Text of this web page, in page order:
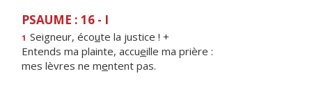
PSAUME : 16 - I
1 Seigneur, écoute la justice ! +
Entends ma plainte, accueille ma prière :
mes lèvres ne mentent pas.